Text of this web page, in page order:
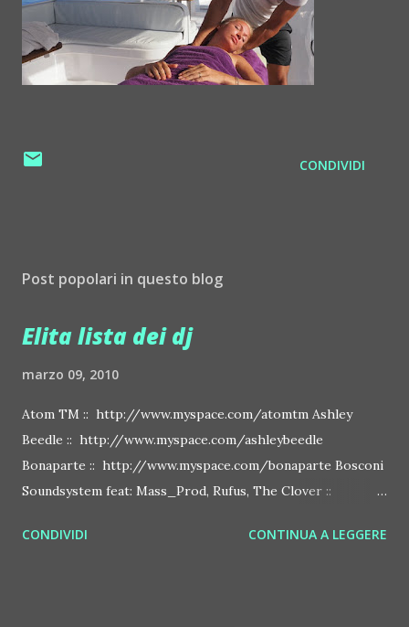
CONDIVIDI
Post popolari in questo blog
Elita lista dei dj
marzo 09, 2010
Atom TM :: http://www.myspace.com/atomtm Ashley
Beedle :: http://www.myspace.com/ashleybeedle
Bonaparte :: http://www.myspace.com/bonaparte Bosconi
Soundsystem feat: Mass_Prod, Rufus, The Clover ::
http://www.myspace.com/benderbyetone Chapelier Fou ::
CONDIVIDI CONTINUA A LEGGERE